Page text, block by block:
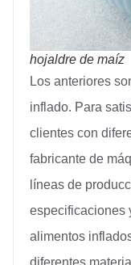
hojaldre de maíz
Los anteriores
inflado. Para
clientes con
fabricante de
líneas de
especificaciones
alimentos